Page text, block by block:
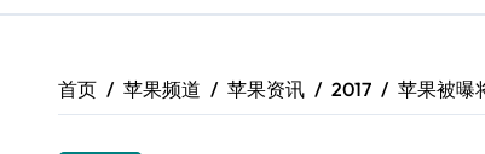
Galaxy C55 5G潮定新尚，玩转个
Galaxy Z Flip6：折叠时尚，一瞬
首页 苹果频道 苹果资讯 2017 苹果被曝